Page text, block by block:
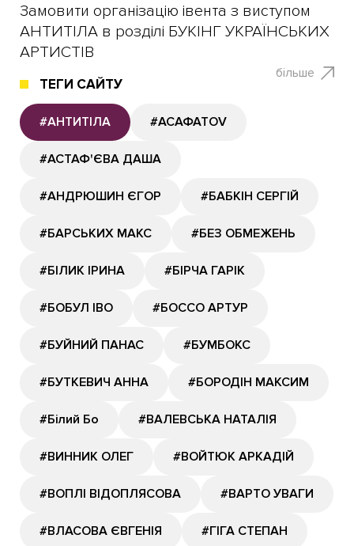
Замовити організацію івента з виступом
АНТИТІЛА в розділі БУКІНГ УКРАЇНСЬКИХ
АРТИСТІВ
більше
ТЕГИ САЙТУ
#АНТИТІЛА #АСАФАТОV
#АСТАФ'ЄВА ДАША
#АНДРЮШИН ЄГОР #БАБКІН СЕРГІЙ
#БАРСЬКИХ МАКС #БЕЗ ОБМЕЖЕНЬ
#БІЛИК ІРИНА #БІРЧА ГАРІК
#БОБУЛ ІВО #БОССО АРТУР
#БУЙНИЙ ПАНАС #БУМБОКС
#БУТКЕВИЧ АННА #БОРОДІН МАКСИМ
#Білий Бо #ВАЛЕВСЬКА НАТАЛІЯ
#ВИННИК ОЛЕГ #ВОЙТЮК АРКАДІЙ
#ВОПЛІ ВІДОПЛЯСОВА #ВАРТО УВАГИ
#ВЛАСОВА ЄВГЕНІЯ #ГІГА СТЕПАН